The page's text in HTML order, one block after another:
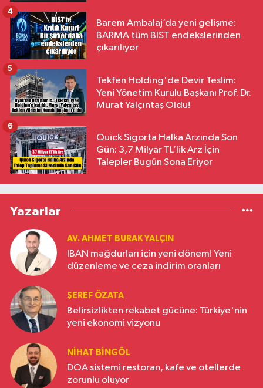
Barem Ambalaj’da yeni gelişme:
BARMA tüm BIST endekslerinden
çıkarılıyor
4
Tekfen Holding'de Devir Teslim:
Yeni Yönetim Kurulu Başkanı Prof. Dr.
Murat Yalçıntaş Oldu!
5
Quick Sigorta Halka Arzında Son
Gün: 3,7 Milyar TL’lik Arz İçin
Talepler Bugün Sona Eriyor
6
Yazarlar
AV. AHMET BURAK YALÇIN
IBAN mağdurları için yeni dönem! Yeni
düzenleme ve ceza indirim oranları
ŞEREF ÖZATA
Belirsizlikten rekabet gücüne: Türkiye'nin
yeni ekonomi vizyonu
NIHAT BINGÖL
DOA sistemi restoran, kafe ve otellerde
zorunlu oluyor